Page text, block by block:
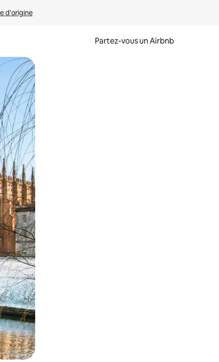
d'origine
Partez-vous un Airbnb
en les faisant glisser.